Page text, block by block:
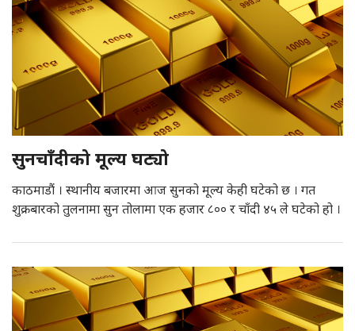
सुनचाँदीको मूल्य घट्यो
काठमाडौं । स्थानीय बजारमा आज सुनको मूल्य केही घटेको छ । गत
शुक्रबारको तुलनामा सुन तोलामा एक हजार ८०० र चाँदी ४५ ले घटेको हो ।